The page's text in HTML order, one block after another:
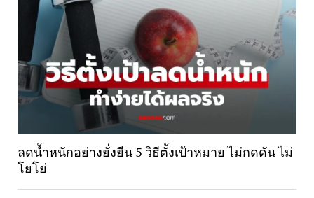
ลดน้ำหนักอย่างยั่งยืน 5 วิธีตั้งเป้าหมาย ไม่กดดัน ไม่
โยโย่